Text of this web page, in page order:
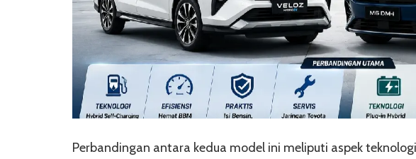
Perbandingan antara kedua model ini meliputi aspek